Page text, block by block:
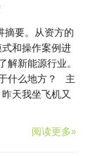
要。从资方的
和操作案例进
新能源行业。
什么地方？ 主
天我坐飞机又
阅读更多»